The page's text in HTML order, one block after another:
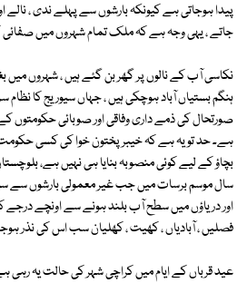
پیدا ہوجاتی ہے کیونکہ بارشوں سے پہلے ندی ،
جاتے ، یہی وجہ ہے کہ ملک تمام شہروں میں صفائی
نکاسی آب کے نالوں پر گھر بن گئے ہیں ، شہروں
ہنگم بستیاں آباد ہوچکی ہیں ، جہاں سیوریج کا
صورتحال کی ذمے داری وفاقی اور صوبائی حکومتوں
ہے۔ حد تو یہ ہے کہ خیبر پختون خوا کی کسی
بچاؤ کے لیے کوئی منصوبہ بنایا ہی نہیں ہے،
سال موسم برسات میں جب غیر معمولی بارشوں سے
اور دریاؤں میں سطح آب بلند ہونے سے اونچے درجے
فصلیں ، آبادیاں ، کھیت ، کھلیان سب اس کی نذر
عید قرباں کے ایام میں کراچی شہر کی حالت یہ رہی